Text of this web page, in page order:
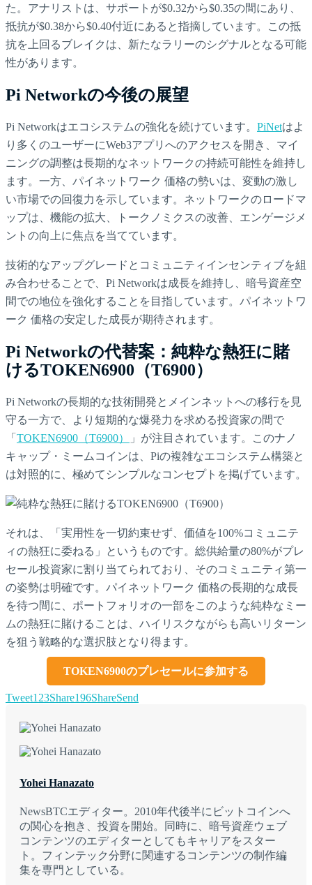
た。アナリストは、サポートが$0.32から$0.35の間にあり、
抵抗が$0.38から$0.40付近にあると指摘しています。この抵
抗を上回るブレイクは、新たなラリーのシグナルとなる可能
性があります。
Pi Networkの今後の展望
Pi Networkはエコシステムの強化を続けています。 PiNetはよ
り多くのユーザーにWeb3アプリへのアクセスを開き、マイ
ニングの調整は長期的なネットワークの持続可能性を維持し
ます。一方、パイネットワーク 価格の勢いは、変動の激し
い市場での回復力を示しています。ネットワークのロードマ
ップは、機能の拡大、トークノミクスの改善、エンゲージメ
ントの向上に焦点を当てています。
技術的なアップグレードとコミュニティインセンティブを組
み合わせることで、Pi Networkは成長を維持し、暗号資産空
間での地位を強化することを目指しています。パイネットワ
ーク 価格の安定した成長が期待されます。
Pi Networkの代替案：純粋な熱狂に賭
けるTOKEN6900（T6900）
Pi Networkの長期的な技術開発とメインネットへの移行を見
守る一方で、より短期的な爆発力を求める投資家の間で
「 TOKEN6900（T6900）
」が注目されています。このナノ
キャップ・ミームコインは、Piの複雑なエコシステム構築と
は対照的に、極めてシンプルなコンセプトを掲げています。
それは、「実用性を一切約束せず、価値を100%コミュニテ
ィの熱狂に委ねる」というものです。総供給量の80%がプレ
セール投資家に割り当てられており、そのコミュニティ第一
の姿勢は明確です。パイネットワーク 価格の長期的な成長
を待つ間に、ポートフォリオの一部をこのような純粋なミー
ムの熱狂に賭けることは、ハイリスクながらも高いリターン
を狙う戦略的な選択肢となり得ます。
TOKEN6900のプレセールに参加する
Tweet123Share196ShareSend
Yohei Hanazato
NewsBTCエディター。2010年代後半にビットコインへ
の関心を抱き、投資を開始。同時に、暗号資産ウェブ
コンテンツのエディターとしてもキャリアをスター
ト。フィンテック分野に関連するコンテンツの制作編
集を専門としている。